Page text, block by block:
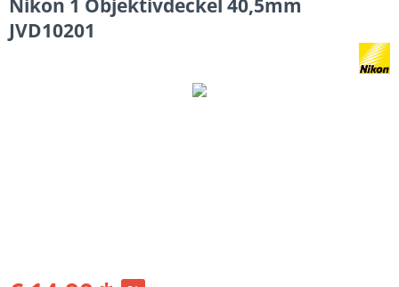
Nikon 1 Objektivdeckel 40,5mm
JVD10201